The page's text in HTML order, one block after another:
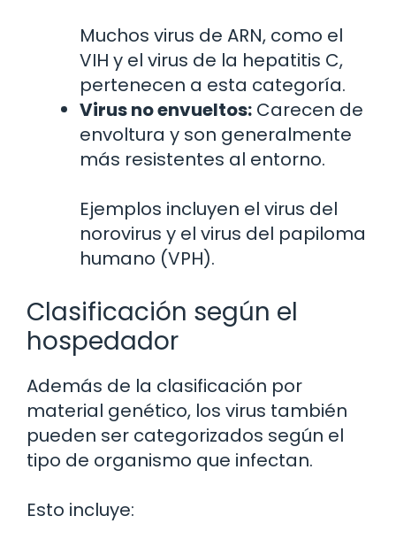
Muchos virus de ARN, como el
VIH y el virus de la hepatitis C,
pertenecen a esta categoría.
Virus no envueltos: Carecen de
envoltura y son generalmente
más resistentes al entorno.
Ejemplos incluyen el virus del
norovirus y el virus del papiloma
humano (VPH).
Clasificación según el
hospedador
Además de la clasificación por
material genético, los virus también
pueden ser categorizados según el
tipo de organismo que infectan.
Esto incluye: